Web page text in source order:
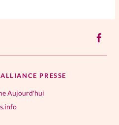
PRESSE
Aujourd'hui